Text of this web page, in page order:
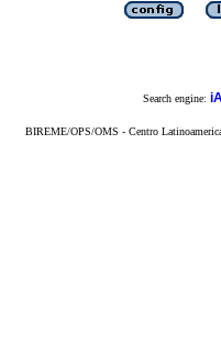
Search engine:
BIREME/OPS/OMS - Centro